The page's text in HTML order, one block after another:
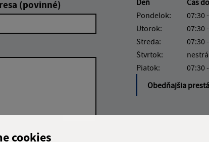
cookies
(povinné)
Pondelok:
07:30
Utorok:
07:30
Streda:
07:30
Štvrtok:
Piatok:
07:30
Obedňajšia